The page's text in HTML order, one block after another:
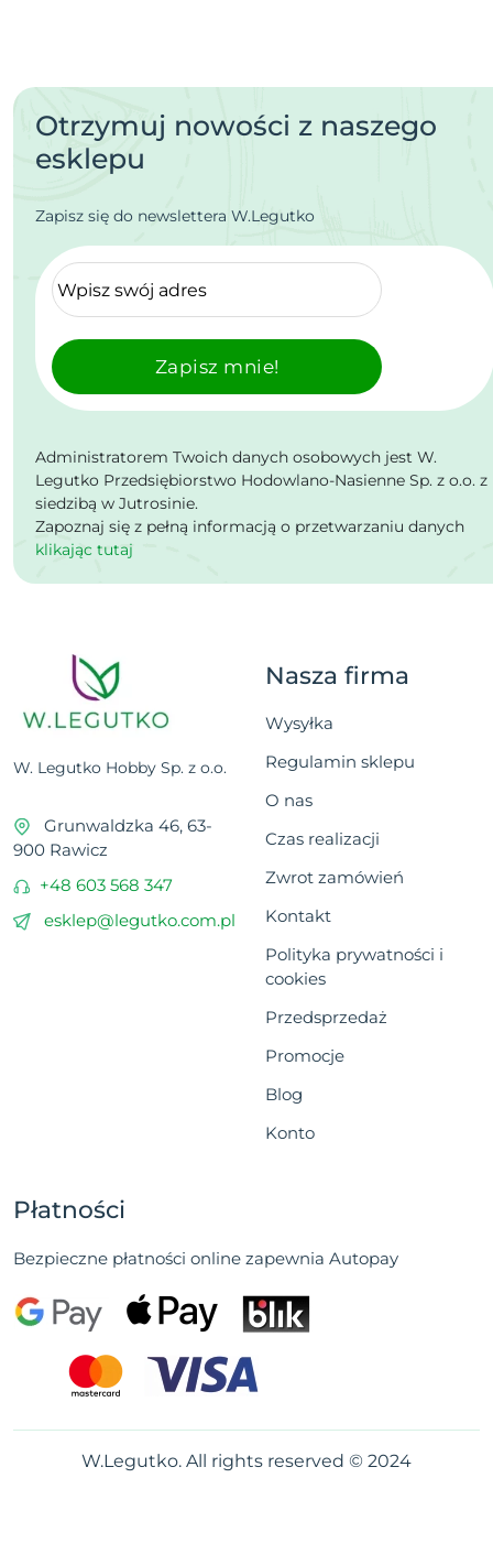
Otrzymuj nowości z naszego
esklepu
Zapisz się do newslettera W.Legutko
Zapisz mnie!
Administratorem Twoich danych osobowych jest W.
Legutko Przedsiębiorstwo Hodowlano-Nasienne Sp. z o.o. z
siedzibą w Jutrosinie.
Zapoznaj się z pełną informacją o przetwarzaniu danych
klikając tutaj
W. Legutko Hobby Sp. z o.o.
Grunwaldzka 46, 63-
900 Rawicz
+48 603 568 347
esklep@legutko.com.pl
Nasza firma
Wysyłka
Regulamin sklepu
O nas
Czas realizacji
Zwrot zamówień
Kontakt
Polityka prywatności i
cookies
Przedsprzedaż
Promocje
Blog
Konto
Płatności
Bezpieczne płatności online zapewnia Autopay
W.Legutko. All rights reserved © 2024